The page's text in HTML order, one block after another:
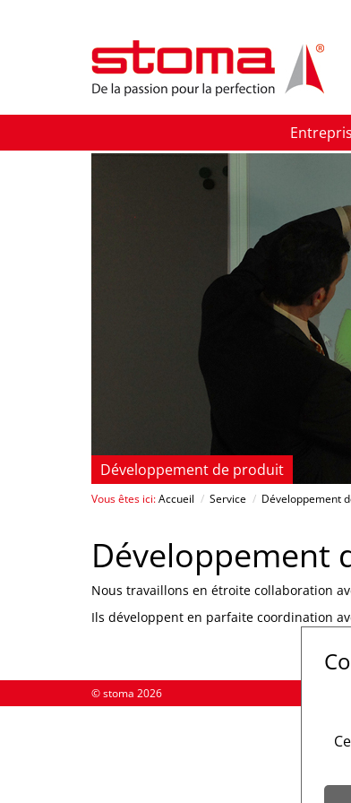
Développement de produit
Vous êtes ici:Accueil / Service / Développement
Développement
Nous travaillons en étroite collaboration
Ils développent en parfaite coordination
© stoma 2026